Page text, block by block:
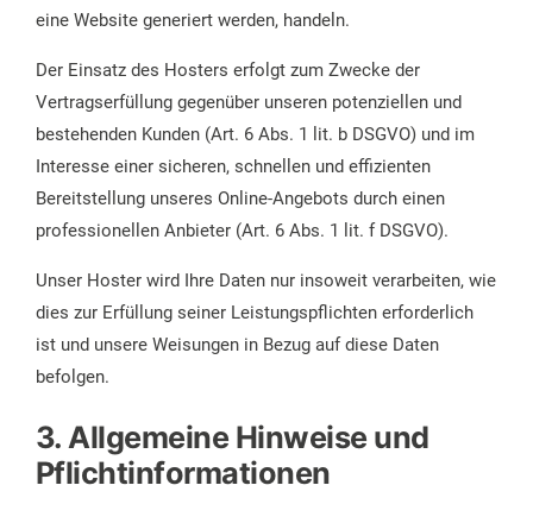
eine Website generiert werden, handeln.
Der Einsatz des Hosters erfolgt zum Zwecke der
Vertragserfüllung gegenüber unseren potenziellen und
bestehenden Kunden (Art. 6 Abs. 1 lit. b DSGVO) und im
Interesse einer sicheren, schnellen und effizienten
Bereitstellung unseres Online-Angebots durch einen
professionellen Anbieter (Art. 6 Abs. 1 lit. f DSGVO).
Unser Hoster wird Ihre Daten nur insoweit verarbeiten, wie
dies zur Erfüllung seiner Leistungspflichten erforderlich
ist und unsere Weisungen in Bezug auf diese Daten
befolgen.
3. Allgemeine Hinweise und
Pflichtinformationen